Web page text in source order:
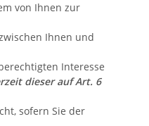
von Ihnen zur
Ihnen und
Interesse
dieser auf Art. 6
sofern Sie der